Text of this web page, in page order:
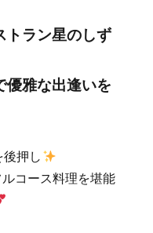
トラン星のしず
優雅な出逢いを
押し
コース料理を堪能